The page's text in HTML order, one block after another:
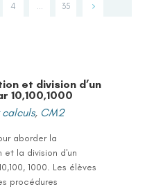
4 35
et division d’un
10,100,1000
, CM2
aborder la
et la division d'un
1000. Les élèves
procédures